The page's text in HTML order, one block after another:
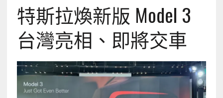
特斯拉煥新版 Model 3
台灣亮相、即將交車